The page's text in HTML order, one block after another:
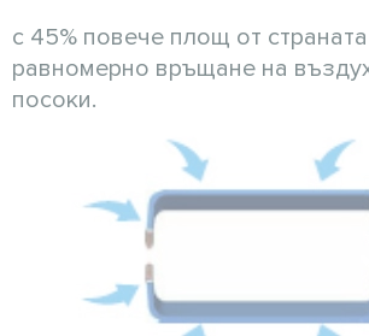
с 45% повече площ от
равномерно връщане на
посоки.